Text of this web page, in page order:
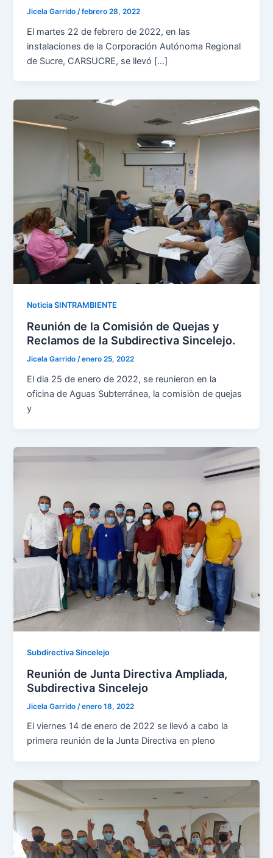
Jicela Garrido /febrero 28, 2022
El martes 22 de febrero de 2022, en las
instalaciones de la Corporación Autónoma Regional
de Sucre, CARSUCRE, se llevó […]
Noticia SINTRAMBIENTE
Reunión de la Comisión de Quejas y
Reclamos de la Subdirectiva Sincelejo.
Jicela Garrido /enero 25, 2022
El dia 25 de enero de 2022, se reunieron en la
oficina de Aguas Subterránea, la comisiòn de quejas
y
Subdirectiva Sincelejo
Reunión de Junta Directiva Ampliada,
Subdirectiva Sincelejo
Jicela Garrido /enero 18, 2022
El viernes 14 de enero de 2022 se llevó a cabo la
primera reunión de la Junta Directiva en pleno